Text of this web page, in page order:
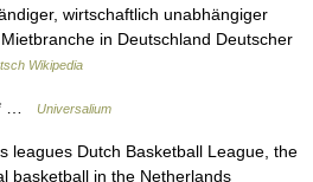
wirtschaftlich unabhängiger
in Deutschland Deutscher
Wikipedia
* … Universalium
leagues Dutch Basketball League, the
basketball in the Netherlands